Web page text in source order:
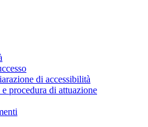
di accessibilità
procedura di attuazione